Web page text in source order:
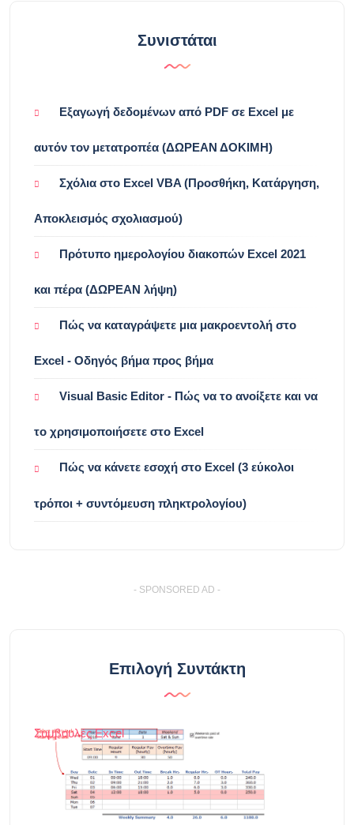
Συνιστάται
Εξαγωγή δεδομένων από PDF σε Excel με
αυτόν τον μετατροπέα (ΔΩΡΕΑΝ ΔΟΚΙΜΗ)
Σχόλια στο Excel VBA (Προσθήκη, Κατάργηση,
Αποκλεισμός σχολιασμού)
Πρότυπο ημερολογίου διακοπών Excel 2021
και πέρα ​​(ΔΩΡΕΑΝ λήψη)
Πώς να καταγράψετε μια μακροεντολή στο
Excel - Οδηγός βήμα προς βήμα
Visual Basic Editor - Πώς να το ανοίξετε και να
το χρησιμοποιήσετε στο Excel
Πώς να κάνετε εσοχή στο Excel (3 εύκολοι
τρόποι + συντόμευση πληκτρολογίου)
- SPONSORED AD -
Επιλογή Συντάκτη
Συμβουλές Excel